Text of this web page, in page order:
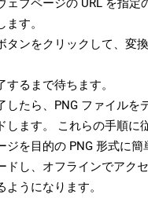
ェブページの URL を指定
ます。
タンをクリックして、変
するまで待ちます。
したら、PNG ファイルを
します。 これらの手順に
ジを目的の PNG 形式に簡
ドし、オフラインでアク
ようになります。